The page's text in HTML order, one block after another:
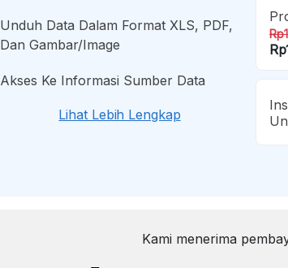
Unduh Data Dalam Format XLS, PDF,
Dan Gambar/image
Akses Ke Informasi Sumber Data
Lihat Lebih Lengkap
Kami menerima